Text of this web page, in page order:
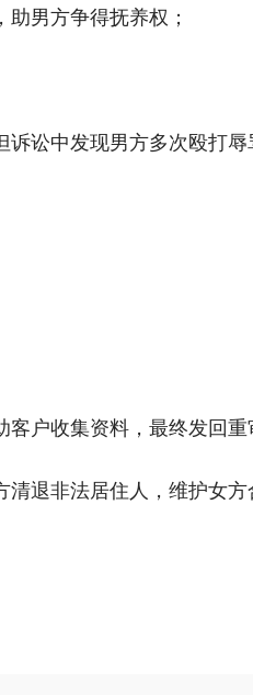
男方争得抚养权；
讼中发现男方多次殴打
户收集资料，最终发回重
退非法居住人，维护女方